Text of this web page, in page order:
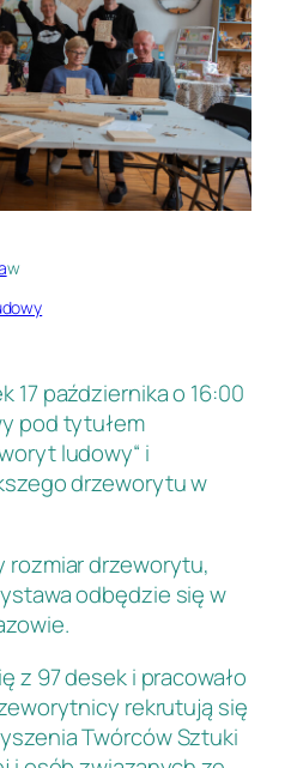
w
17 października o 16:00
pod tytułem
ludowy“ i
drzeworytu w
rozmiar drzeworytu,
odbędzie się w
z 97 desek i pracowało
rekrutują się
Twórców Sztuki